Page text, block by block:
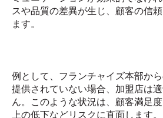
スや品質の差異が生じ、顧客の信
ます。
例として、フランチャイズ本部か
提供されていない場合、加盟店は
ん。このような状況は、顧客満足
上の低下などリスクに直面します